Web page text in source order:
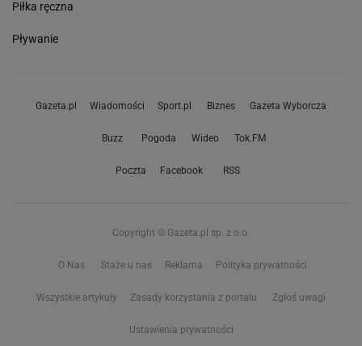
Piłka ręczna
Pływanie
Gazeta.pl Wiadomości Sport.pl Biznes Gazeta Wyborcza
Buzz Pogoda Wideo Tok.FM
Poczta Facebook RSS
Copyright © Gazeta.pl sp. z o.o.
O Nas Staże u nas Reklama Polityka prywatności
Wszystkie artykuły Zasady korzystania z portalu Zgłoś uwagi
Ustawienia prywatności